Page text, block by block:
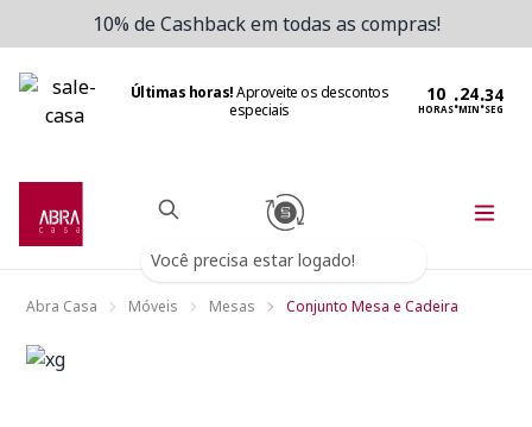
10% de Cashback em todas as compras!
Últimas horas!Aproveite os descontos
especiais
HORAS:MIN:SEG
Você precisa estar logado!
Abra Casa Móveis Mesas Conjunto Mesa e Cadeira